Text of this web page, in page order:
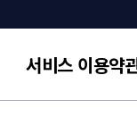
서비스 이용약